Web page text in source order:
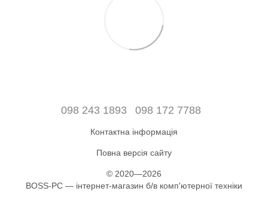
098 243 1893 098 172 7788
Контактна інформація
Повна версія сайту
© 2020—2026
BOSS-PC — інтернет-магазин б/в комп'ютерної техніки